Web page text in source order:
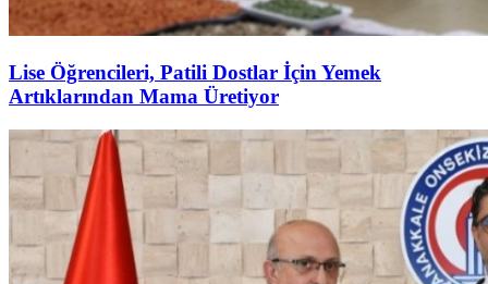
Lise Öğrencileri, Patili Dostlar İçin Yemek
Artıklarından Mama Üretiyor